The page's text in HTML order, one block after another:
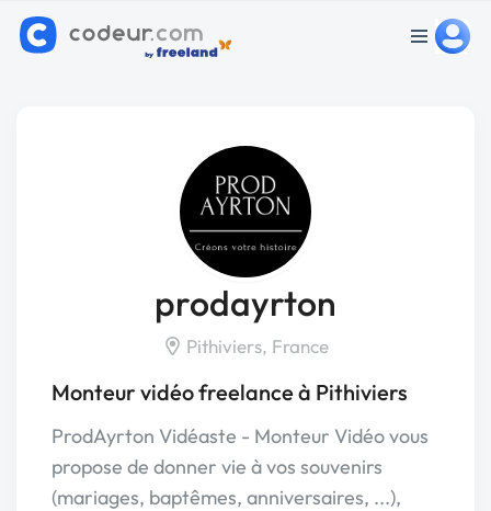
prodayrton
Pithiviers, France
Monteur vidéo freelance à Pithiviers
ProdAyrton Vidéaste - Monteur Vidéo vous
propose de donner vie à vos souvenirs
(mariages, baptêmes, anniversaires, ...),